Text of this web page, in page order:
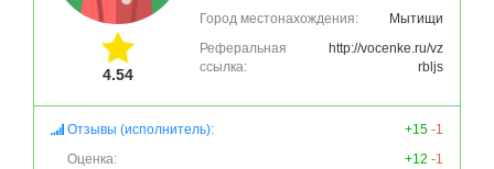
4.54
Город местонахождения:
Мытищи
Реферальная
ссылка:
http://vocenke.ru/vz
rbljs
Отзывы (исполнитель): +15 -1
Оценка:
+12 -1